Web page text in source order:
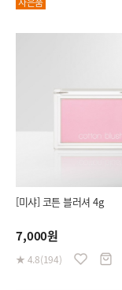
[미샤] 코튼 블러셔 4g
7,000원
★ 4.8(194)